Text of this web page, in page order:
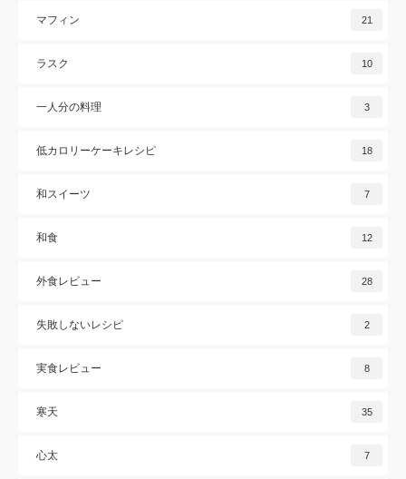
マフィン 21
ラスク 10
一人分の料理 3
低カロリーケーキレシピ 18
和スイーツ 7
和食 12
外食レビュー 28
失敗しないレシピ 2
実食レビュー 8
寒天 35
心太 7